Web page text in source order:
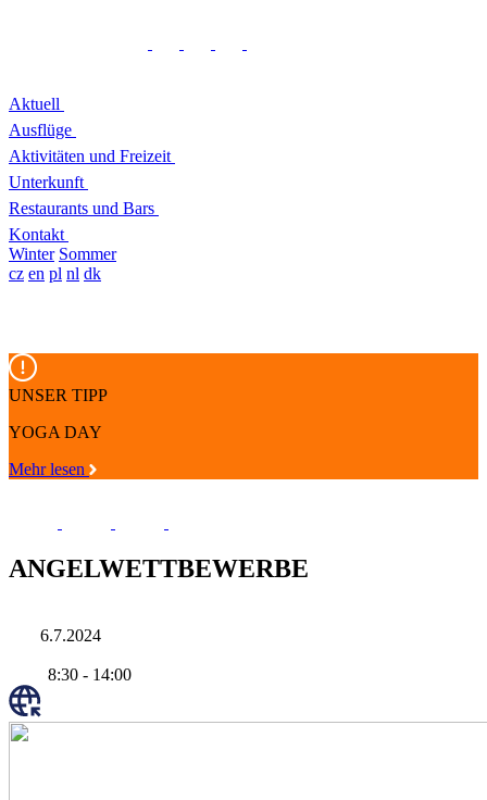
Aktuell
Ausflüge
Aktivitäten und Freizeit
Unterkunft
Restaurants und Bars
Kontakt
Winter Sommer
cz en pl nl dk
UNSER TIPP
YOGA DAY
Mehr lesen
ANGELWETTBEWERBE
6.7.2024
8:30 - 14:00